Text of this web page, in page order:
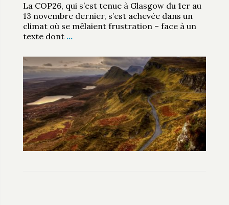
La COP26, qui s’est tenue à Glasgow du 1er au
13 novembre dernier, s’est achevée dans un
climat où se mêlaient frustration – face à un
texte dont …